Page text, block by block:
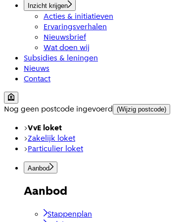
Inzicht krijgen
Acties & initiatieven
Ervaringsverhalen
Nieuwsbrief
Wat doen wij
Subsidies & leningen
Nieuws
Contact
Nog geen postcode ingevoerd (Wijzig postcode)
VvE loket
Zakelijk loket
Particulier loket
Aanbod
Aanbod
Stappenplan